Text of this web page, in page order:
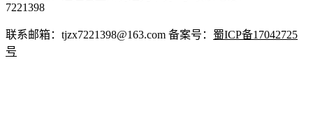
7221398
联系邮箱：tjzx7221398@163.com 备案号： 蜀ICP备17042725
号